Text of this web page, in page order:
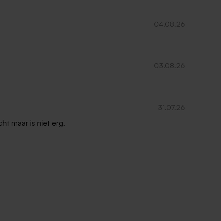
04.08.26
03.08.26
31.07.26
maar is niet erg.